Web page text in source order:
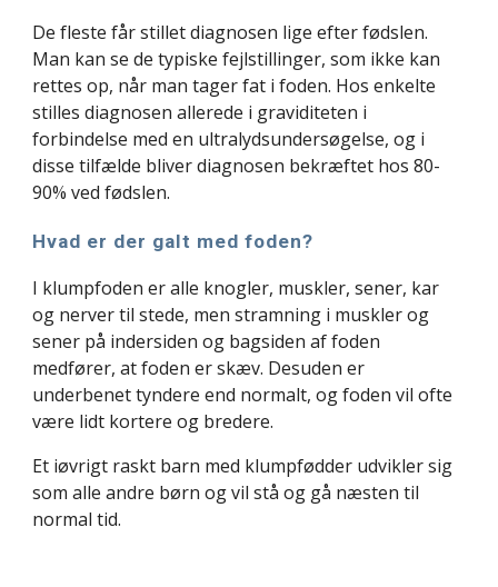
De fleste får stillet diagnosen lige efter fødslen.
Man kan se de typiske fejlstillinger, som ikke kan
rettes op, når man tager fat i foden. Hos enkelte
stilles diagnosen allerede i graviditeten i
forbindelse med en ultralydsundersøgelse, og i
disse tilfælde bliver diagnosen bekræftet hos 80-
90% ved fødslen.
Hvad er der galt med foden?
I klumpfoden er alle knogler, muskler, sener, kar
og nerver til stede, men stramning i muskler og
sener på indersiden og bagsiden af foden
medfører, at foden er skæv. Desuden er
underbenet tyndere end normalt, og foden vil ofte
være lidt kortere og bredere.
Et iøvrigt raskt barn med klumpfødder udvikler sig
som alle andre børn og vil stå og gå næsten til
normal tid.